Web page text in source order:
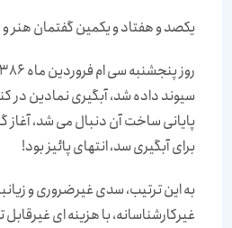
یکصد و هفتاد و یکمین گفتمان هنر و
روز
سیوند داده شد، آبگیری نمادین در
پایانی ساخت آن دنبال می شد، آغاز
برای آبگیری سد، انتهای پائیز بود!
به این ترتیب، سدی غیرضروری و
غیرکارشناسانه، با هزینه ای غیرقابل